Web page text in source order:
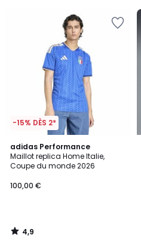
-15% DÈS 2*
adidas Performance
Maillot replica Home Italie,
Coupe du monde 2026
100,00 €
4,9
/ 5
4,9
/